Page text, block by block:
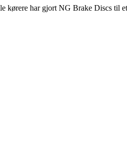
kørere har gjort NG Brake Discs til